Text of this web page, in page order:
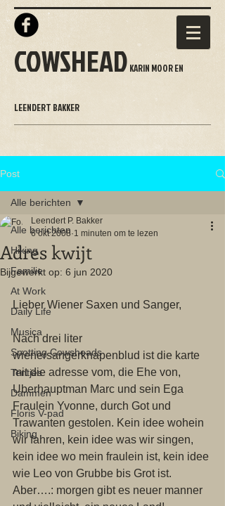
COWSHEAD KARIN MOOR EN
LEENDERT BAKKER
Post
Alle berichten
Hiking
Familie
At Work
Daily Life
Musica
Spotting Cowsheads
Tentjes
Dammen
Floris V-pad
Biking
Alle berichten
Adres kwijt
Leendert P. Bakker
6 okt 2008 1 minuten om te lezen
Bijgewerkt op: 6 jun 2020
Lieber Wiener Saxen und Sanger,
Nach drei liter
wienersangerknapenblud ist die karte
mit die adresse vom, die Ehe von,
Uberhauptman Marc und sein Ega
Fraulein Yvonne, durch Got und
Trawanten gestolen. Kein idee wohein
wir fahren, kein idee was wir singen,
kein idee wo mein fraulein ist, kein idee
wie Leo von Grubbe bis Grot ist.
Aber….: morgen gibt es neuer manner